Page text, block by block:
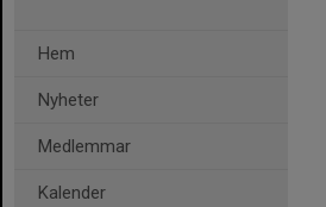
Hem
Nyheter
Medlemmar
Kalender